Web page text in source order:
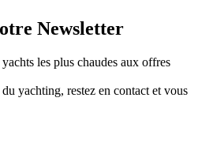
Newsletter
les plus chaudes aux offres
yachting, restez en contact et vous